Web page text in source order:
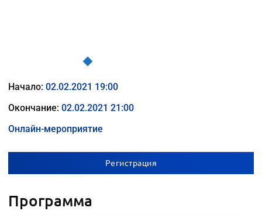
Начало: 02.02.2021 19:00
Окончание: 02.02.2021 21:00
Онлайн-мероприятие
Регистрация
Программа